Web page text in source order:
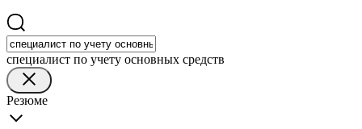
специалист по учету основных средств
Резюме